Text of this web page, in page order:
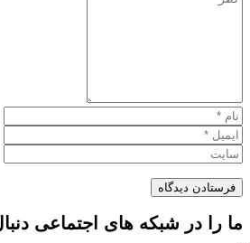
ما را در شبکه های اجتماعی